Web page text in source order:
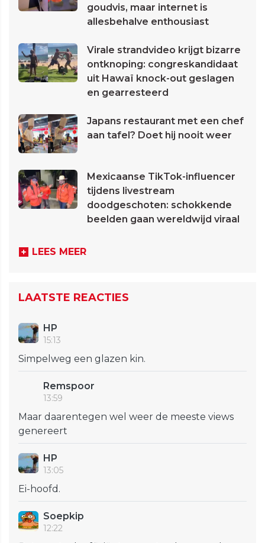
goudvis, maar internet is
allesbehalve enthousiast
Virale strandvideo krijgt bizarre
ontknoping: congreskandidaat
uit Hawaï knock-out geslagen
en gearresteerd
Japans restaurant met een chef
aan tafel? Doet hij nooit weer
Mexicaanse TikTok-influencer
tijdens livestream
doodgeschoten: schokkende
beelden gaan wereldwijd viraal
LEES MEER
LAATSTE REACTIES
HP
15:13
Simpelweg een glazen kin.
Remspoor
13:59
Maar daarentegen wel weer de meeste views
genereert
HP
13:05
Ei-hoofd.
Soepkip
12:22